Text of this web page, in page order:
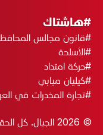
#هاشتاك
#قانون مجالس
#الأسلحة
#حركة امتداد
#كيليان مبابي
#تجارة المخدرات في
© 2026 الجبال. كل الحقوق محفوظة.